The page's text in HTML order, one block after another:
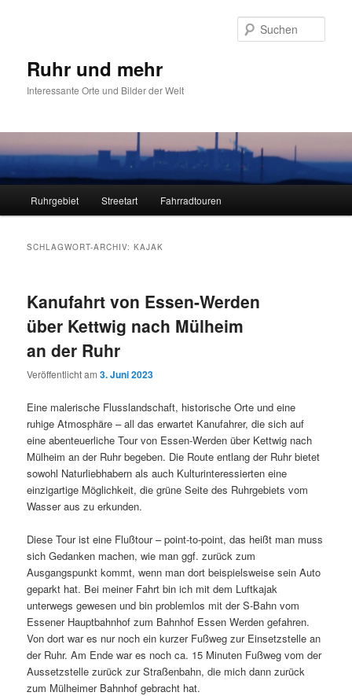
Ruhr und mehr
Interessante Orte und Bilder der Welt
Ruhrgebiet Streetart Fahrradtouren
SCHLAGWORT-ARCHIV:KAJAK
Kanufahrt von Essen-Werden
über Kettwig nach Mülheim
an der Ruhr
Veröffentlicht am3. Juni 2023
Eine malerische Flusslandschaft, historische Orte und eine
ruhige Atmosphäre – all das erwartet Kanufahrer, die sich auf
eine abenteuerliche Tour von Essen-Werden über Kettwig nach
Mülheim an der Ruhr begeben. Die Route entlang der Ruhr bietet
sowohl Naturliebhabern als auch Kulturinteressierten eine
einzigartige Möglichkeit, die grüne Seite des Ruhrgebiets vom
Wasser aus zu erkunden.
Diese Tour ist eine Flußtour – point-to-point, das heißt man muss
sich Gedanken machen, wie man ggf. zurück zum
Ausgangspunkt kommt, wenn man dort beispielsweise sein Auto
geparkt hat. Bei meiner Fahrt bin ich mit dem Luftkajak
unterwegs gewesen und bin problemlos mit der S-Bahn vom
Essener Hauptbahnhof zum Bahnhof Essen Werden gefahren.
Von dort war es nur noch ein kurzer Fußweg zur Einsetzstelle an
der Ruhr. Am Ende war es noch ca. 15 Minuten Fußweg vom der
Aussetzstelle zurück zur Straßenbahn, die mich dann zurück
zum Mülheimer Bahnhof gebracht hat.